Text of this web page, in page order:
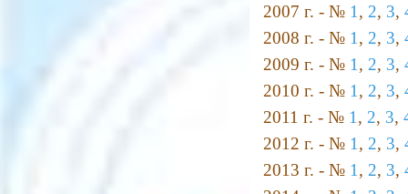
2007 г. - № 1 , 2, 3,
2008 г. - № 1 , 2, 3,
2009 г. - № 1 , 2, 3,
2010 г. - № 1 , 2, 3,
2011 г. - № 1 , 2, 3,
2012 г. - № 1 , 2, 3,
2013 г. - № 1 , 2, 3,